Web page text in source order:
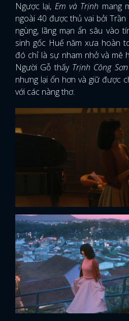
Ngược lại, Em và Trịnh mang
ngoài 40 được thủ vai bởi
ngùng, lãng mạn ẩn sâu vào
sinh gốc Huế năm xưa hoàn
đó chỉ là sự nham nhở và mê
Người Gỗ thấy Trịnh Công
nhưng lại ổn hơn và giữ được
với các nàng thơ.